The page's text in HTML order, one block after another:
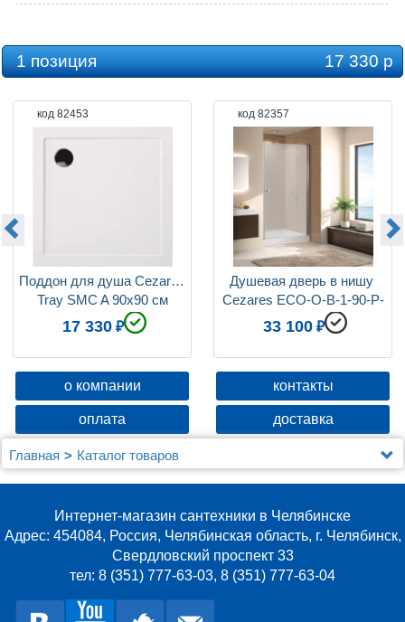
1 позиция 17 330 р
код 82453
Поддон для душа Cezares
Tray SMC A 90x90 см
17 330
код 82357
Душевая дверь в нишу
Cezares ECO-O-B-1-90-P-
Cr стекло punto
33 100
о компании контакты
оплата доставка
Главная
Каталог товаров
Душевые уголки, ограждения, поддоны
Cezares
Поддон для душа Cezares Tray SMC A 90x90 см
Интернет-магазин сантехники в Челябинске
Адрес: 454084, Россия, Челябинская область, г. Челябинск,
Свердловский проспект 33
тел: 8 (351) 777-63-03, 8 (351) 777-63-04